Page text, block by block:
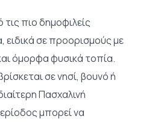
πιο δημοφιλείς
ειδικά σε προορισμούς με
όμορφα φυσικά τοπία.
σε νησί, βουνό ή
Πασχαλινή
μπορεί να